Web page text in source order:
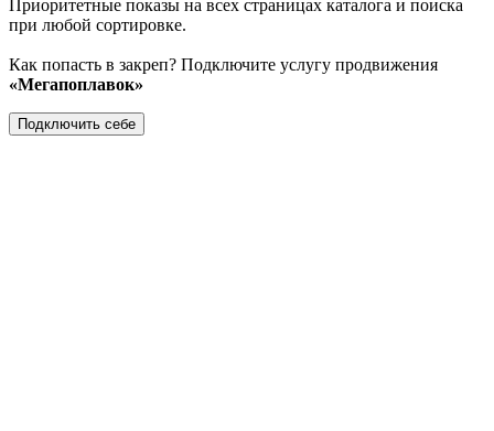
Приоритетные показы на всех страницах каталога и поиска
при любой сортировке.
Как попасть в закреп? Подключите услугу продвижения
«Мегапоплавок»
Подключить себе